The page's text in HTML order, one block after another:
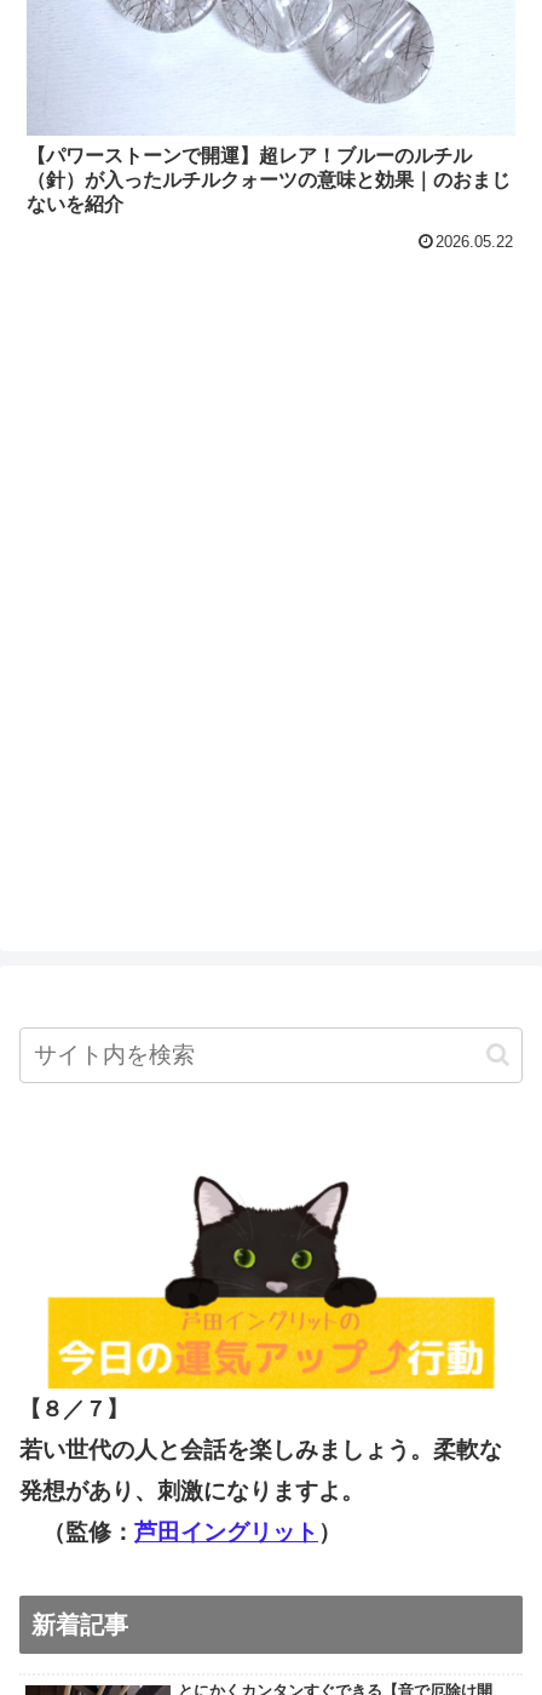
【パワーストーンで開運】超レア！ブルーのルチル
（針）が入ったルチルクォーツの意味と効果｜のおまじ
ないを紹介
2026.05.22
【８／７ 】
若い世代の人と会話を楽しみましょう。柔軟な
発想があり、刺激になりますよ。
（監修： 芦田イングリット ）
新着記事
とにかくカンタンすぐできる【音で厄除け開